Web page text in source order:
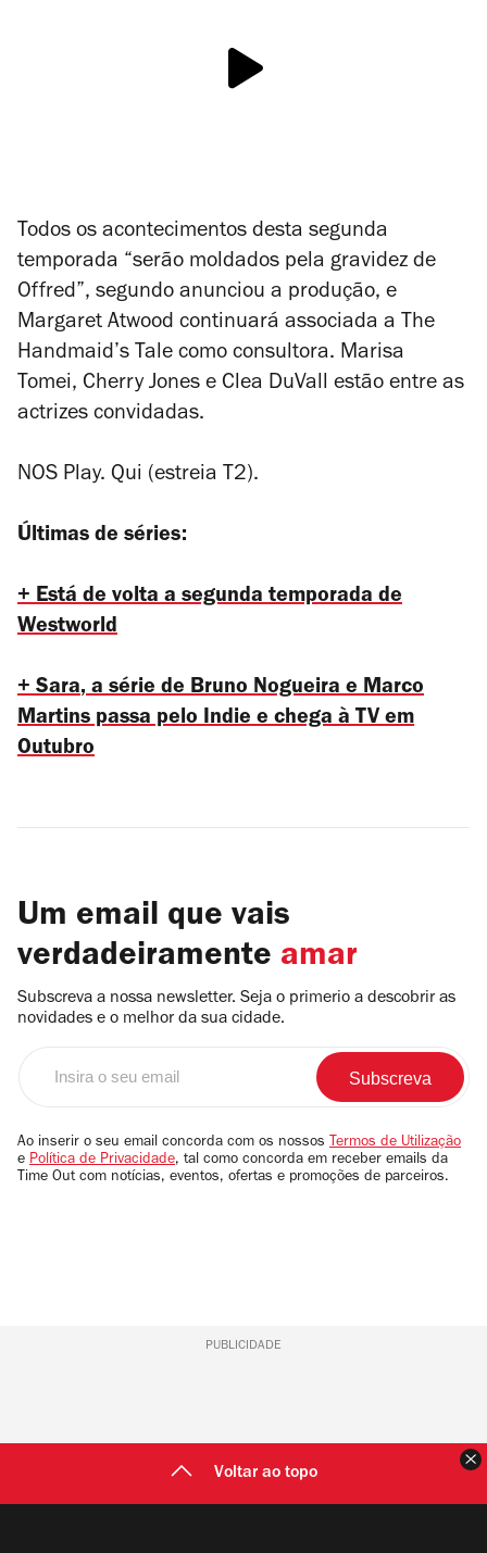
Todos os acontecimentos desta segunda
temporada “serão moldados pela gravidez de
Offred”, segundo anunciou a produção, e
Margaret Atwood continuará associada a The
Handmaid’s Tale como consultora. Marisa
Tomei, Cherry Jones e Clea DuVall estão entre as
actrizes convidadas.
NOS Play. Qui (estreia T2).
Últimas de séries:
+ Está de volta a segunda temporada de
Westworld
+Sara, a série de Bruno Nogueira e Marco
Martins passa pelo Indie e chega à TV em
Outubro
Um email que vais
verdadeiramente amar
Subscreva a nossa newsletter. Seja o primerio a descobrir as
novidades e o melhor da sua cidade.
email
Ao inserir o seu email concorda com os nossos Termos de Utilização
e Política de Privacidade, tal como concorda em receber emails da
Time Out com notícias, eventos, ofertas e promoções de parceiros.
PUBLICIDADE
Voltar ao topo